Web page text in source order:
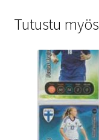
Tutustu myös